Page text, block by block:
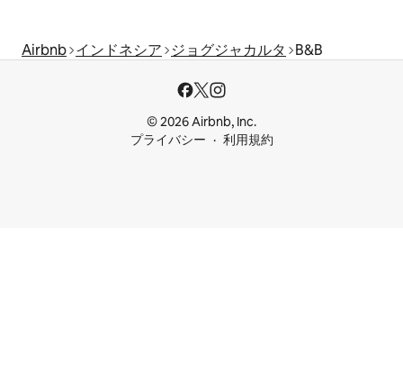
Airbnb インドネシア ジョグジャカルタ B&B
© 2026 Airbnb, Inc.
プライバシー
利用規約